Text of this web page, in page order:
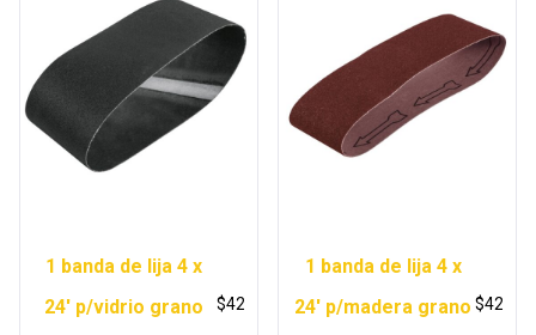
1 banda de lija 4 x
24′ p/vidrio grano
$42
1 banda de lija 4 x
24′ p/madera grano $42